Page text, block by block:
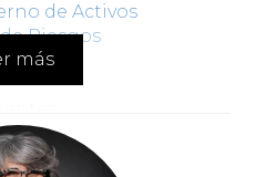
de Activos
Riesgos
más